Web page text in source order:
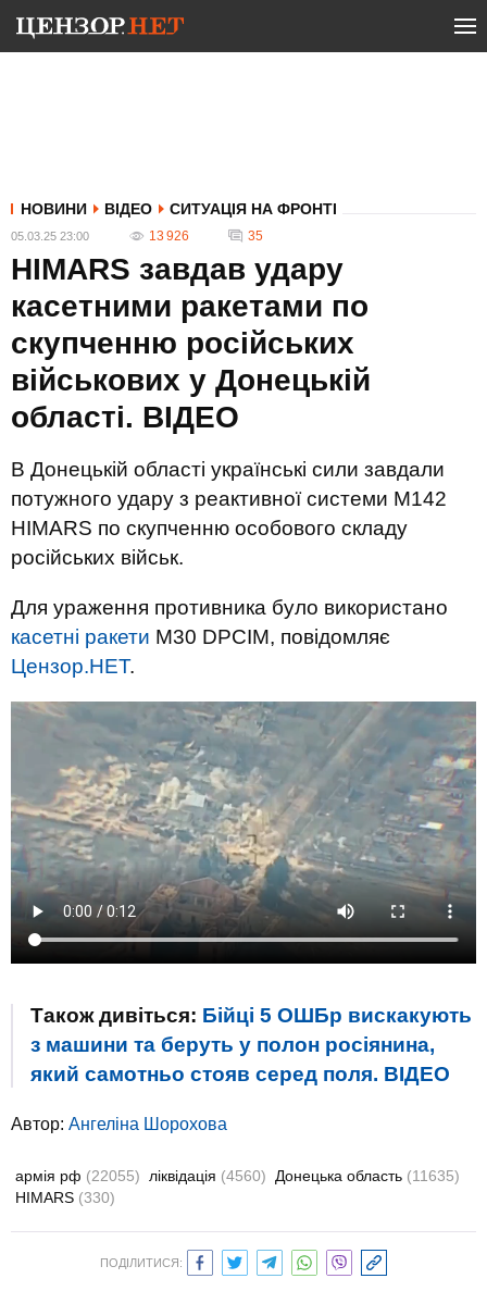
НОВИНИ ВІДЕО СИТУАЦІЯ НА ФРОНТІ
05.03.25 23:00 13 926 35
HIMARS завдав удару
касетними ракетами по
скупченню російських
військових у Донецькій
області. ВIДЕО
В Донецькій області українські сили завдали
потужного удару з реактивної системи M142
HIMARS по скупченню особового складу
російських військ.
Для ураження противника було використано
касетні ракети M30 DPCIM, повідомляє
Цензор.НЕТ.
Також дивіться: Бійці 5 ОШБр вискакують
з машини та беруть у полон росіянина,
який самотньо стояв серед поля. ВIДЕО
Автор: Ангеліна Шорохова
армія рф (22055) ліквідація (4560) Донецька область (11635)
HIMARS (330)
ПОДІЛИТИСЯ: